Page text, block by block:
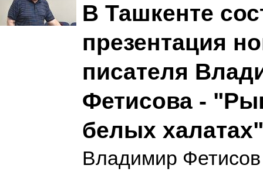
В Ташкенте
презентация
писателя
Фетисова -
белых халатах"
Владимир